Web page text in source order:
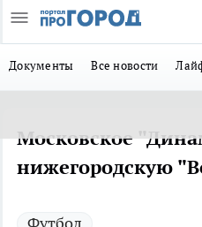
Документы Все новости
Московское
нижегородскую